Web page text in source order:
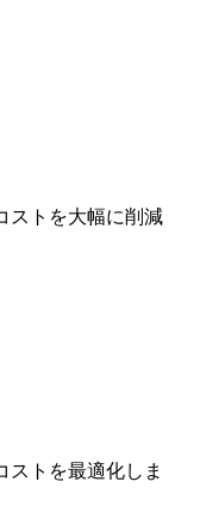
ストを大幅に削減
トを最適化しま